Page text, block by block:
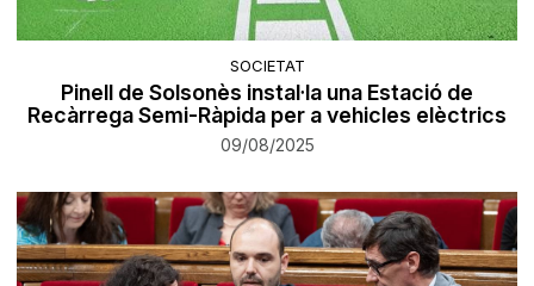
SOCIETAT
Pinell de Solsonès instal·la una Estació de
Recàrrega Semi-Ràpida per a vehicles elèctrics
09/08/2025